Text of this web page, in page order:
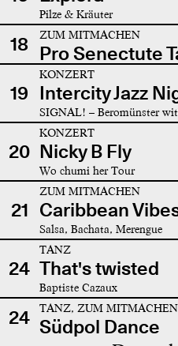
Pilze & Kräuter
18 ZUM MITMACHEN
Pro Senectute
19
KONZERT
Intercity Jazz
SIGNAL! – Beromünster
20
KONZERT
Nicky B Fly
Wo chumi her Tour
21
ZUM MITMACHEN
Caribbean
Salsa, Bachata, Merengue
24
TANZ
That's twisted
Baptiste Cazaux
24 TANZ, ZUM MITMACHEN
Südpol Dance